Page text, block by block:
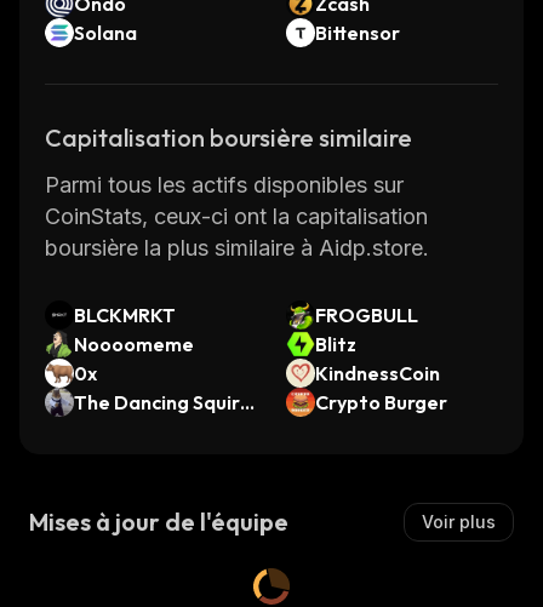
Solana
Bittensor
Capitalisation boursière similaire
Parmi tous les actifs disponibles sur
CoinStats, ceux-ci ont la capitalisation
boursière la plus similaire à Aidp.store.
BLCKMRKT
FROGBULL
Noooomeme
Blitz
0x
KindnessCoin
The Dancing Squirr
Crypto Burger
Mises à jour de l'équipe Voir plus